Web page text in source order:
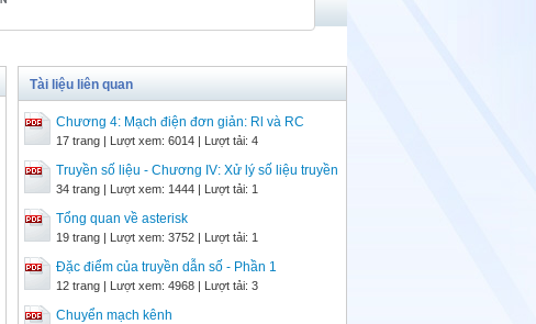
Tài liệu liên quan
Chương 4: Mạch điện đơn giản: Rl và RC
17 trang | Lượt xem: 6014 | Lượt tải: 4
Truyền số liệu - Chương IV: Xử lý số liệu truyền
34 trang | Lượt xem: 1444 | Lượt tải: 1
Tổng quan về asterisk
19 trang | Lượt xem: 3752 | Lượt tải: 1
Đặc điểm của truyền dẫn số - Phần 1
12 trang | Lượt xem: 4968 | Lượt tải: 3
Chuyển mạch kênh